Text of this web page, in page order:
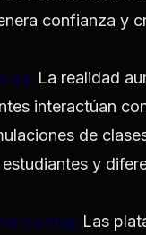
confianza y
La realidad
interactúan
de
y
Las